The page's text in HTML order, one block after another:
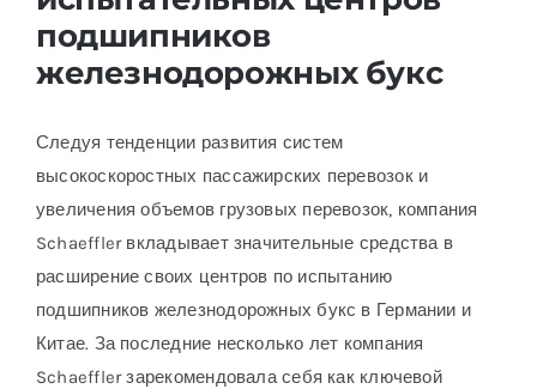
подшипников
железнодорожных букс
Следуя тенденции развития систем
высокоскоростных пассажирских перевозок и
увеличения объемов грузовых перевозок, компания
Schaeffler вкладывает значительные средства в
расширение своих центров по испытанию
подшипников железнодорожных букс в Германии и
Китае. За последние несколько лет компания
Schaeffler зарекомендовала себя как ключевой